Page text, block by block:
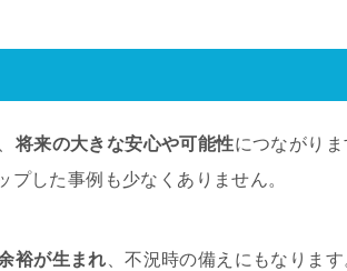
将来の大きな安心や可能性につながり
した事例も少なくありません。
裕が生まれ、不況時の備えにもなりま